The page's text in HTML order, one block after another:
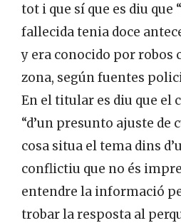
tot i que sí que es diu que
fallecida tenia doce
y era conocido por robos
zona, según fuentes
En el titular es diu que el
“d’un presunto ajuste de
cosa situa el tema dins
conflictiu que no és
entendre la informació
trobar la resposta al